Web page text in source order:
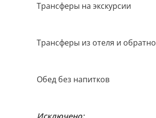
Трансферы на экскурсии
Трансферы из отеля и обратно
Обед без напитков